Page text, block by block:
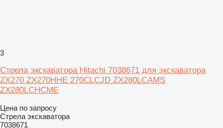
3
Стрела экскаватора Hitachi 7038671 для экскаватора
ZX270 ZX270HHE 270CLCJD ZX280LCAMS
ZX280LCHCME
Цена по запросу
Стрела экскаватора
7038671